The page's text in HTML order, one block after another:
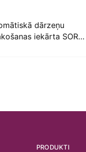
dārzeņu
iekārta SORMA
PRODUKTI